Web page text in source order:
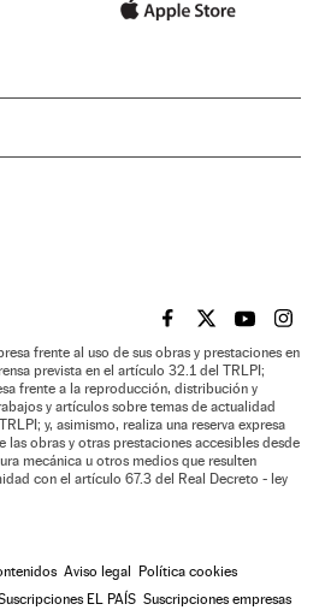
EL PAÍS BRASIL EN
EL PAÍSEL PAÍS
EL
frente al uso de sus obras y prestaciones en
prevista en el artículo 32.1 del TRLPI;
frente a la reproducción, distribución y
y artículos sobre temas de actualidad
y, asimismo, realiza una reserva expresa
las obras y otras prestaciones accesibles desde
mecánica u otros medios que resulten
con el artículo 67.3 del Real Decreto - ley
Aviso legal Política cookies
EL PAÍS Suscripciones empresas